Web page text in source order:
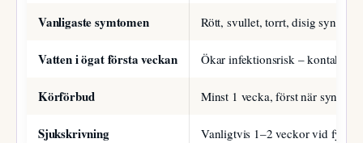
Vanligaste symtomen Rött, svullet, torrt, disig syn
Vatten i ögat första veckan Ökar infektionsrisk – kontakta
Körförbud Minst 1 vecka, först när synen
Sjukskrivning Vanligtvis 1–2 veckor vid